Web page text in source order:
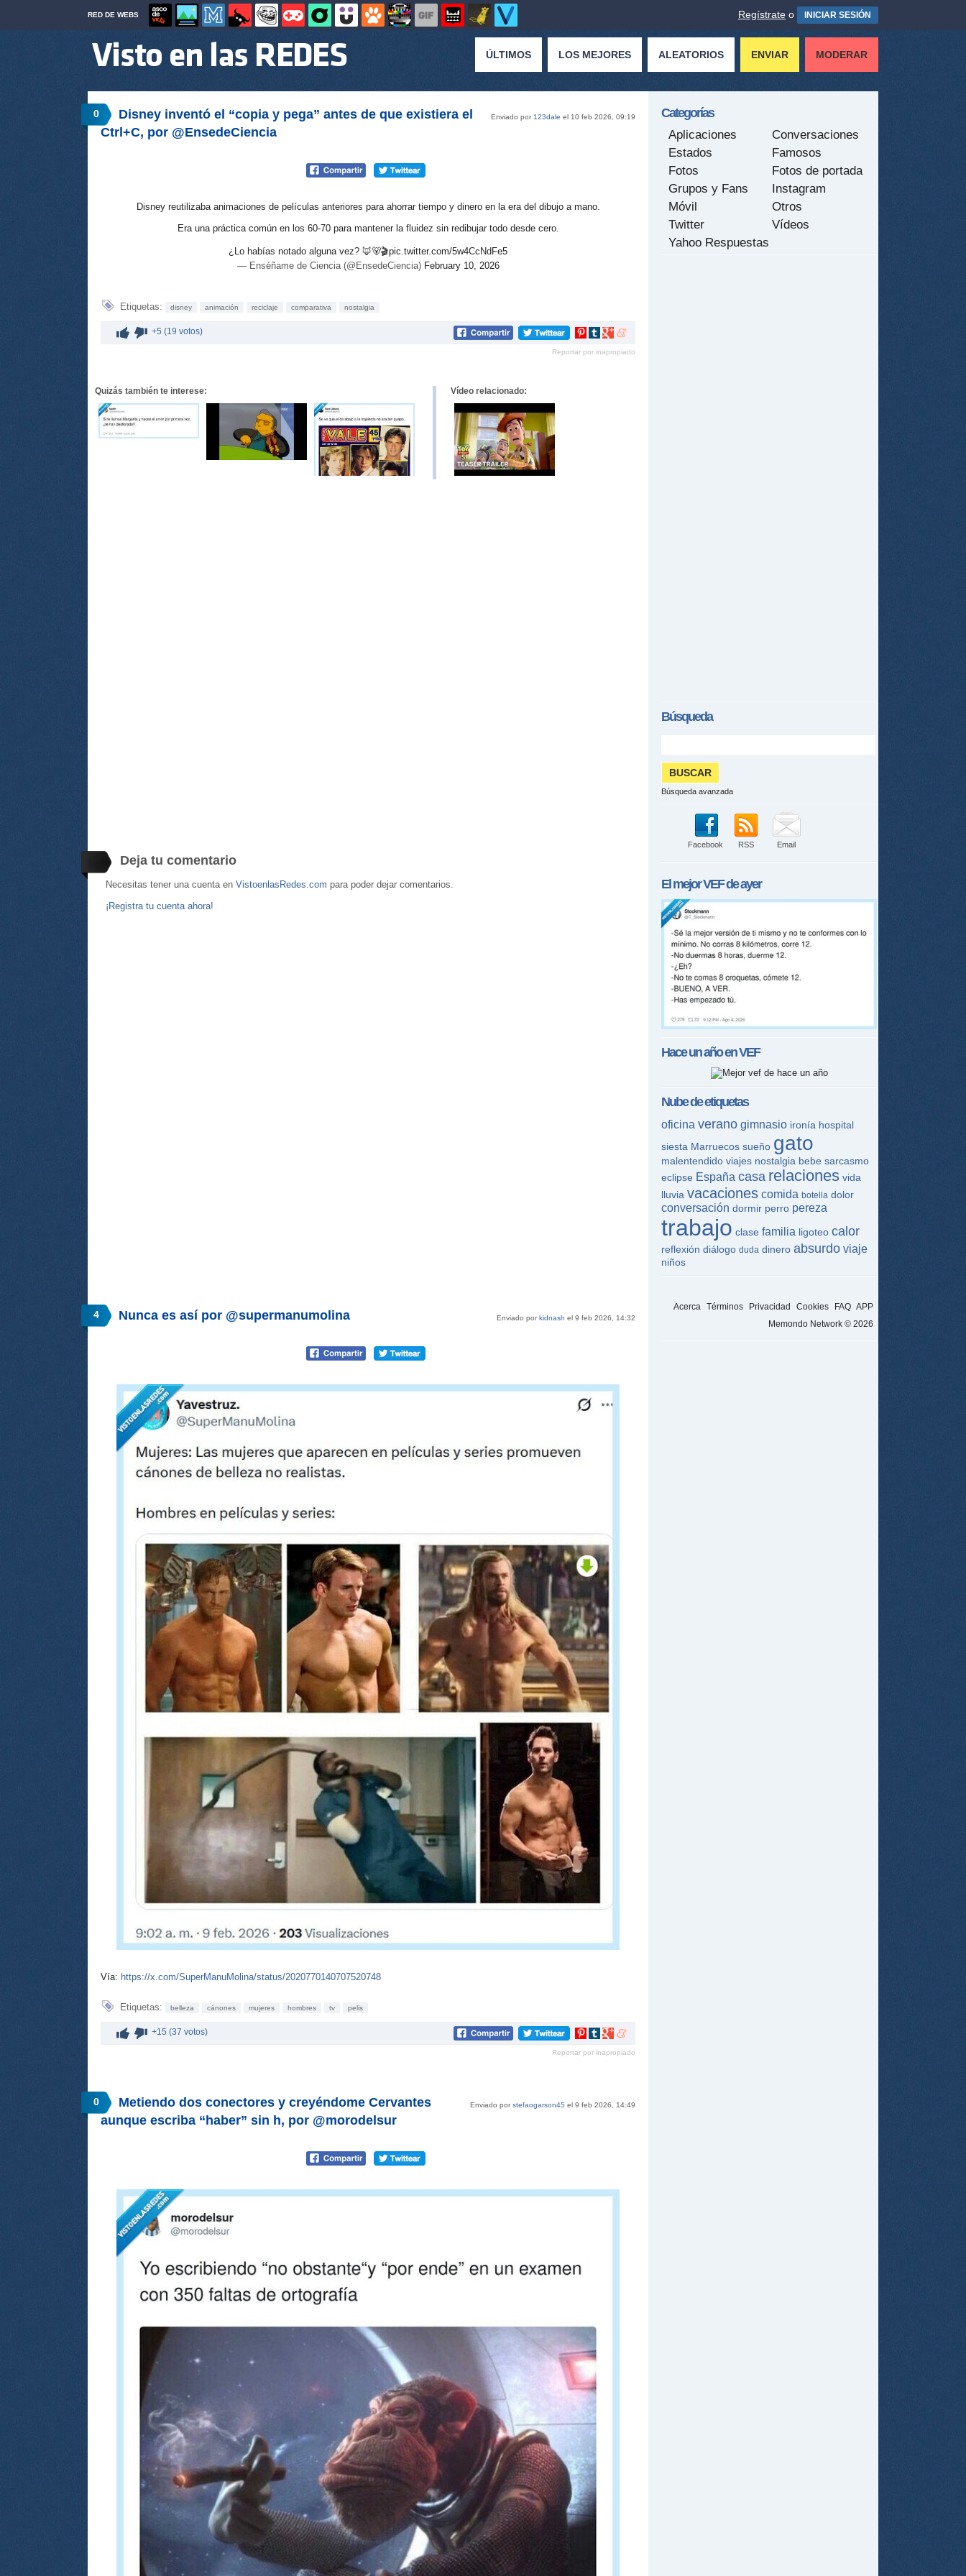
RED DE WEBS Regístrate o INICIAR SESIÓN
ÚLTIMOS LOS MEJORES ALEATORIOS ENVIAR MODERAR
0 Enviado por 123dale el 10 feb 2026, 09:19
Disney inventó el “copia y pega” antes de que existiera el
Ctrl+C, por @EnsedeCiencia
Disney reutilizaba animaciones de películas anteriores para ahorrar tiempo y dinero en la era del dibujo a mano.
Era una práctica común en los 60-70 para mantener la fluidez sin redibujar todo desde cero.
¿Lo habías notado alguna vez? 🦊🐻🎬pic.twitter.com/5w4CcNdFe5
— Enséñame de Ciencia (@EnsedeCiencia) February 10, 2026
Etiquetas: disney animación reciclaje comparativa nostalgia
+5 (19 votos)
Compartir
Pinterest
Compartir
tumblr
Compartir
Google+
Compartir
meneame
Reportar por inapropiado
Quizás también te interese: Vídeo relacionado:
Deja tu comentario
Necesitas tener una cuenta en VistoenlasRedes.com para poder dejar comentarios.
¡Registra tu cuenta ahora!
4 Enviado porkidnash el 9 feb 2026, 14:32
Nunca es así por @supermanumolina
Vía: https://x.com/SuperManuMolina/status/2020770140707520748
Etiquetas: belleza cánones mujeres hombres tv pelis
+15 (37 votos)
Compartir
Pinterest
Compartir
tumblr
Compartir
Google+
Compartir
meneame
Reportar por inapropiado
0 Enviado porstefaogarson45 el 9 feb 2026, 14:49
Metiendo dos conectores y creyéndome Cervantes
aunque escriba “haber” sin h, por @morodelsur
Categorías
Aplicaciones
Conversaciones
Estados
Famosos
Fotos
Fotos de portada
Grupos y Fans
Instagram
Móvil
Otros
Twitter
Vídeos
Yahoo Respuestas
Búsqueda
Búsqueda avanzada
Facebook RSS Email
El mejorVEFde ayer
Hace un año enVEF
Nube de etiquetas
oficina verano gimnasio ironía hospital
siesta Marruecos sueño gato
malentendido viajes nostalgia bebe sarcasmo
eclipse España casa relaciones vida
lluvia vacaciones comida botella dolor
conversación dormir perro pereza
trabajo clase familia ligoteo calor
reflexión diálogo duda dinero absurdo viaje
niños
Acerca Términos Privacidad Cookies FAQ APP
Memondo Network © 2026